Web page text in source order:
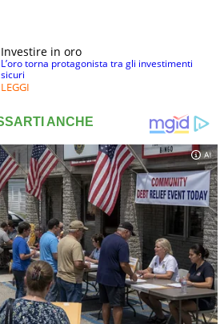
Investire in oro
L’oro torna protagonista tra gli investimenti
sicuri
LEGGI